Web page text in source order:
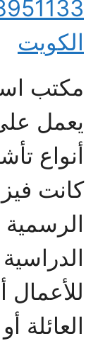
الكويت
مكتب
يعمل
أنواع
كانت
للأعمال
العائلة